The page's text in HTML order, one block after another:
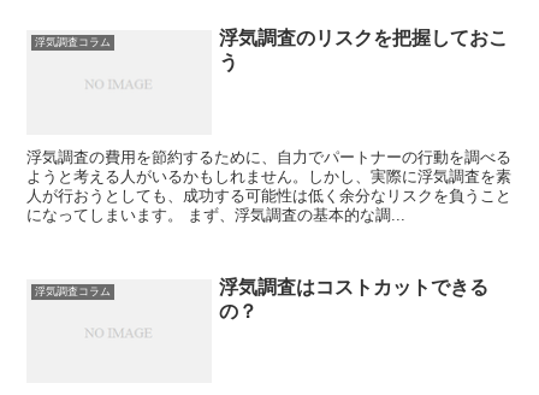
浮気調査コラム
浮気調査のリスクを把握しておこ
う
浮気調査の費用を節約するために、自力でパートナーの行動を調べる
ようと考える人がいるかもしれません。しかし、実際に浮気調査を素
人が行おうとしても、成功する可能性は低く余分なリスクを負うこと
になってしまいます。 まず、浮気調査の基本的な調...
浮気調査コラム
浮気調査はコストカットできる
の？